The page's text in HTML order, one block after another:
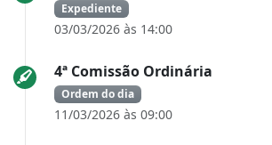
Expediente
03/03/2026 às 14:00
4ª Comissão Ordinária
Ordem do dia
11/03/2026 às 09:00